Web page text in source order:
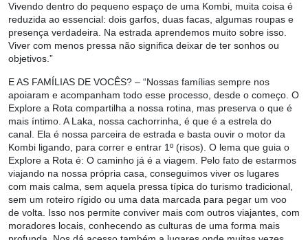
Vivendo dentro do pequeno espaço de uma Kombi, muita coisa é
reduzida ao essencial: dois garfos, duas facas, algumas roupas e
presença verdadeira. Na estrada aprendemos muito sobre isso.
Viver com menos pressa não significa deixar de ter sonhos ou
objetivos.”
E AS FAMÍLIAS DE VOCÊS? – “Nossas famílias sempre nos
apoiaram e acompanham todo esse processo, desde o começo. O
Explore a Rota compartilha a nossa rotina, mas preserva o que é
mais íntimo. A Laka, nossa cachorrinha, é que é a estrela do
canal. Ela é nossa parceira de estrada e basta ouvir o motor da
Kombi ligando, para correr e entrar 1º (risos). O lema que guia o
Explore a Rota é: O caminho já é a viagem. Pelo fato de estarmos
viajando na nossa própria casa, conseguimos viver os lugares
com mais calma, sem aquela pressa típica do turismo tradicional,
sem um roteiro rígido ou uma data marcada para pegar um voo
de volta. Isso nos permite conviver mais com outros viajantes, com
moradores locais, conhecendo as culturas de uma forma mais